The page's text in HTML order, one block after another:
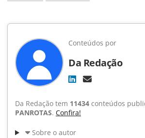
Conteúdos por
Da Redação
Da Redação tem 11434 conteúdos
PANROTAS. Confira!
Sobre o autor